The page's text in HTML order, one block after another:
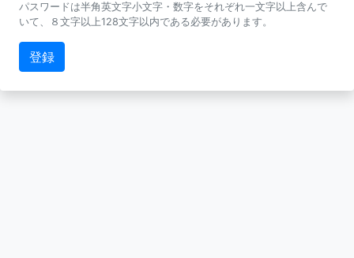
パスワードは半角英文字小文字・数字をそれぞれ一文字以上含んで
いて、８文字以上128文字以内である必要があります。
登録